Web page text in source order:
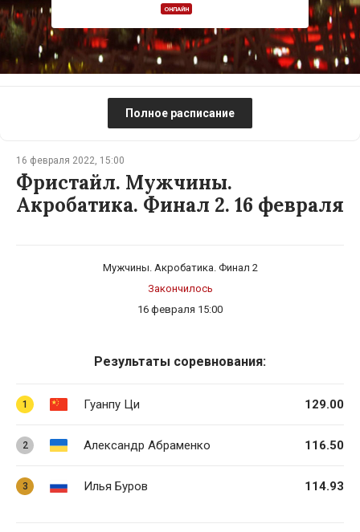
ОНЛАЙН
Полное расписание
16 февраля 2022, 15:00
Фристайл. Мужчины.
Акробатика. Финал 2. 16 февраля
Мужчины. Акробатика. Финал 2
Закончилось
16 февраля 15:00
Результаты соревнования:
1 Гуанпу Ци 129.00
2 Александр Абраменко 116.50
3 Илья Буров 114.93